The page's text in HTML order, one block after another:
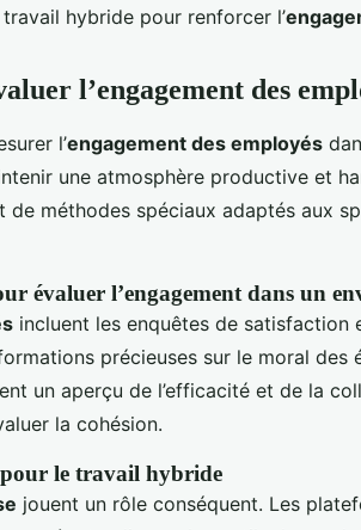
hybride pour renforcer l’
l’engagement des
l’engagement des employés
une atmosphère productive et
de méthodes spéciaux adaptés aux
évaluer l’engagement dans un
incluent les enquêtes de satisfaction
précieuses sur le moral des
un aperçu de l’efficacité et de la
la cohésion.
pour le travail hybride
jouent un rôle conséquent. Les